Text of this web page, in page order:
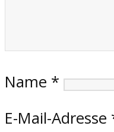
Name *
E-Mail-Adresse